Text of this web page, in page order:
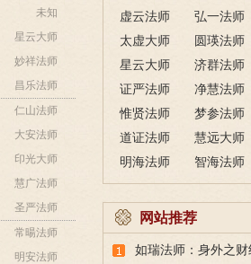
未知
星云大师
妙祥法师
昌乐法师
仁山法师
大安法师
印光大师
慧广法师
圣严法师
常暘法师
明安法师
虚云法师
弘一法师
太虚大师
圆瑛法师
星云大师
济群法师
证严法师
净慧法师
惟贤法师
梦参法师
道证法师
慧远大师
明海法师
智海法师
网站推荐
如瑞法师：身外之